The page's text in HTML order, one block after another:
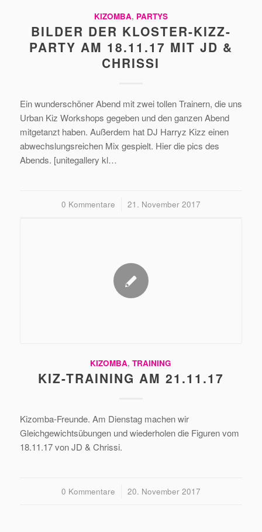
KIZOMBA, PARTYS
BILDER DER KLOSTER-KIZZ-
PARTY AM 18.11.17 MIT JD &
CHRISSI
Ein wunderschöner Abend mit zwei tollen Trainern, die uns
Urban Kiz Workshops gegeben und den ganzen Abend
mitgetanzt haben. Außerdem hat DJ Harryz Kizz einen
abwechslungsreichen Mix gespielt. Hier die pics des
Abends. [unitegallery kl…
0 Kommentare
/ 21. November 2017
KIZOMBA,TRAINING
KIZ-TRAINING AM 21.11.17
Kizomba-Freunde. Am Dienstag machen wir
Gleichgewichtsübungen und wiederholen die Figuren vom
18.11.17 von JD & Chrissi.
0 Kommentare
/ 20. November 2017